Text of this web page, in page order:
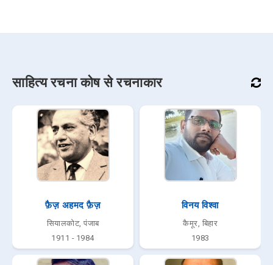
साहित्य रचना कोष से रचनाकार
फ़ैज़ अहमद फ़ैज़
सियालकोट, पंजाब
1911 - 1984
विनय विश्वा
कैमूर, बिहार
1983